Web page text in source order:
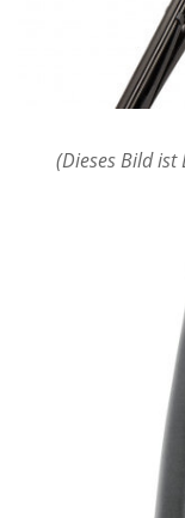
(Dieses Bild ist